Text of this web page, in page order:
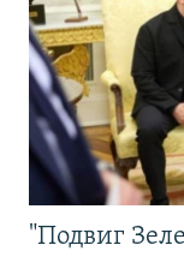
"Подвиг